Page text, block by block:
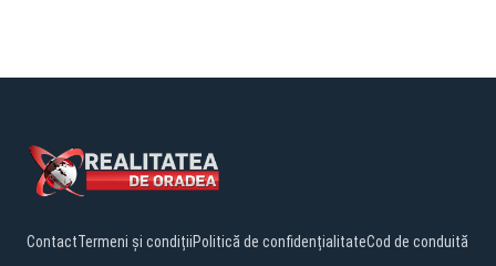
ContactTermeni și condițiiPolitică de confidențialitateCod de conduită